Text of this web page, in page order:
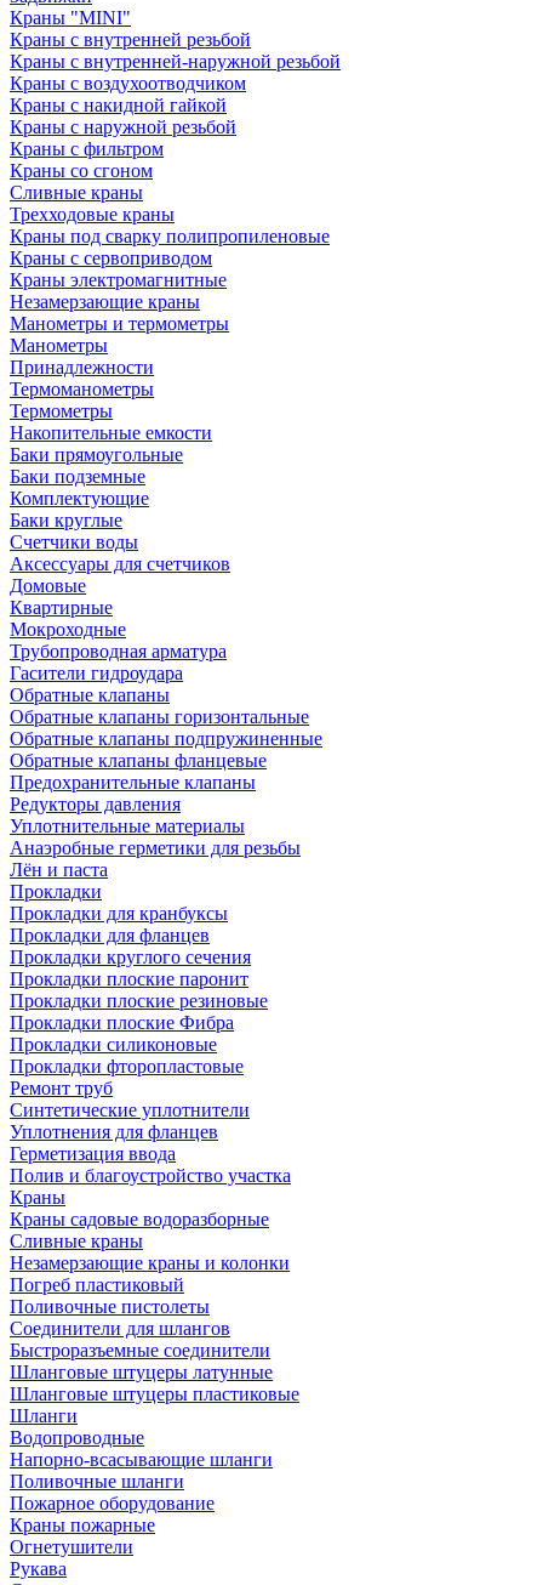
Краны "MINI"
Краны с внутренней резьбой
Краны с внутренней-наружной резьбой
Краны с воздухоотводчиком
Краны с накидной гайкой
Краны с наружной резьбой
Краны с фильтром
Краны со сгоном
Сливные краны
Трехходовые краны
Краны под сварку полипропиленовые
Краны с сервоприводом
Краны электромагнитные
Незамерзающие краны
Манометры и термометры
Манометры
Принадлежности
Термоманометры
Термометры
Накопительные емкости
Баки прямоугольные
Баки подземные
Комплектующие
Баки круглые
Счетчики воды
Аксессуары для счетчиков
Домовые
Квартирные
Мокроходные
Трубопроводная арматура
Гасители гидроудара
Обратные клапаны
Обратные клапаны горизонтальные
Обратные клапаны подпружиненные
Обратные клапаны фланцевые
Предохранительные клапаны
Редукторы давления
Уплотнительные материалы
Анаэробные герметики для резьбы
Лён и паста
Прокладки
Прокладки для кранбуксы
Прокладки для фланцев
Прокладки круглого сечения
Прокладки плоские паронит
Прокладки плоские резиновые
Прокладки плоские Фибра
Прокладки силиконовые
Прокладки фторопластовые
Ремонт труб
Синтетические уплотнители
Уплотнения для фланцев
Герметизация ввода
Полив и благоустройство участка
Краны
Краны садовые водоразборные
Сливные краны
Незамерзающие краны и колонки
Погреб пластиковый
Поливочные пистолеты
Соединители для шлангов
Быстроразъемные соединители
Шланговые штуцеры латунные
Шланговые штуцеры пластиковые
Шланги
Водопроводные
Напорно-всасывающие шланги
Поливочные шланги
Пожарное оборудование
Краны пожарные
Огнетушители
Рукава